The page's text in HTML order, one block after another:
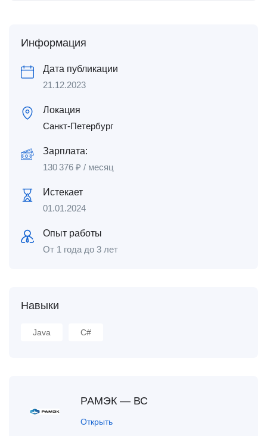
Информация
Дата публикации
21.12.2023
Локация
Санкт-Петербург
Зарплата:
130 376 ₽ / месяц
Истекает
01.01.2024
Опыт работы
От 1 года до 3 лет
Навыки
Java С#
РАМЭК — ВС
Открыть